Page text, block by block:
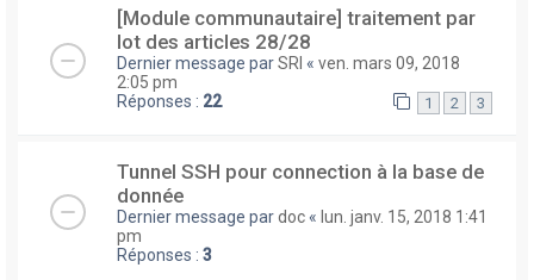
[Module communautaire] traitement par
lot des articles 28/28
Dernier message parSRI « ven. mars 09, 2018
2:05 pm
Réponses : 22 1 2 3
Tunnel SSH pour connection à la base de
donnée
Dernier message pardoc « lun. janv. 15, 2018 1:41
pm
Réponses : 3